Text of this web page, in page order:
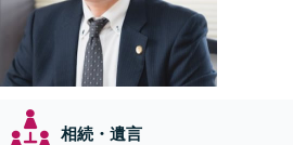
相続・遺言